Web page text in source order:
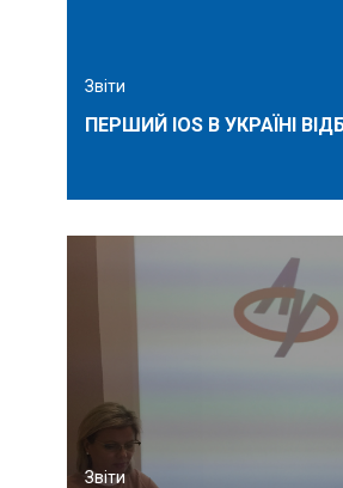
Звіти
ПЕРШИЙ IOS В УКРАЇНІ
Звіти